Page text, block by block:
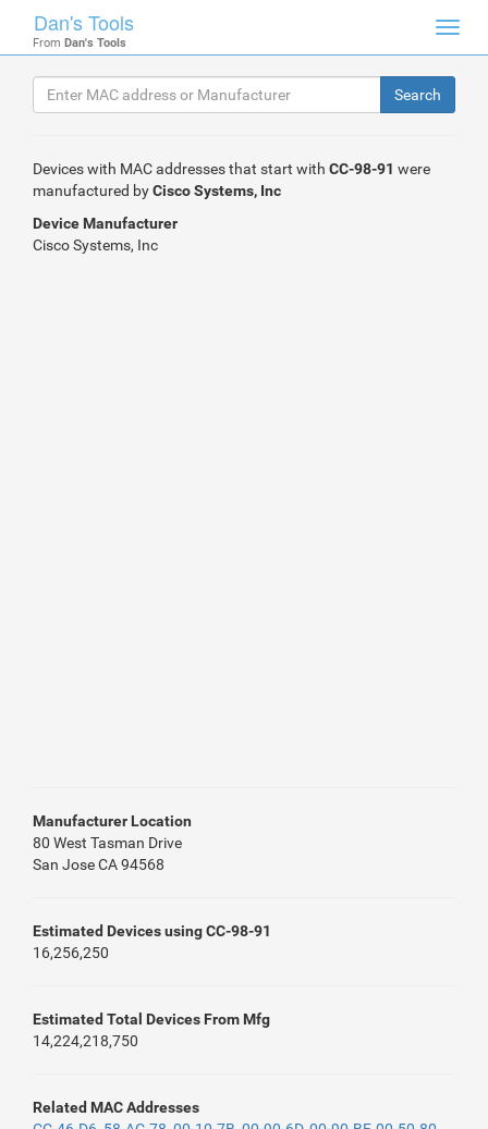
Dan's Tools
From Dan's Tools
Devices with MAC addresses that start with CC-98-91 were
manufactured byCisco Systems, Inc
Device Manufacturer
Cisco Systems, Inc
Manufacturer Location
80 West Tasman Drive
San Jose CA 94568
Estimated Devices using CC-98-91
16,256,250
Estimated Total Devices From Mfg
14,224,218,750
Related MAC Addresses